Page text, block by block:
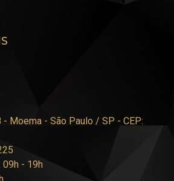
- Moema - São Paulo / SP - CEP:
09h - 19h